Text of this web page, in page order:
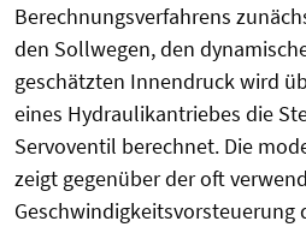
Berechnungsverfahrens
den Sollwegen, den
geschätzten Innendruck wird
eines Hydraulikantriebes die
Servoventil berechnet. Die
zeigt gegenüber der oft
Geschwindigkeitsvorsteuerung